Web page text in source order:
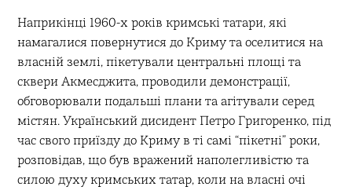
Наприкінці 1960-х років кримські татари, які
намагалися повернутися до Криму та оселитися на
власній землі, пікетували центральні площі та
сквери Акмесджита, проводили демонстрації,
обговорювали подальші плани та агітували серед
містян. Український дисидент Петро Григоренко, під
час свого приїзду до Криму в ті самі “пікетні” роки,
розповідав, що був вражений наполегливістю та
силою духу кримських татар, коли на власні очі